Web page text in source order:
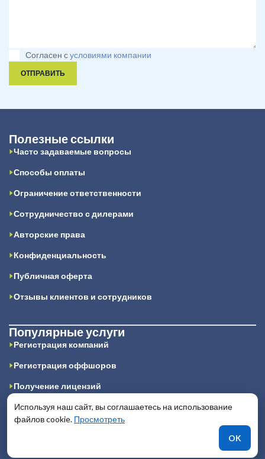
Согласен сусловиями компании
ОТПРАВИТЬ
Полезные ссылки
Часто задаваемые вопросы
Способы оплаты
Ограничение ответственности
Сотрудничество с дилерами
Авторские права
Конфиденциальность
Публичная оферта
Отзывы клиентов и сотрудников
Популярные услуги
Регистрация компаний
Регистрация оффшоров
Получение лицензий
IT юридические услуги
Получение финансовых лицензий
Используя наш сайт, вы соглашаетесь на использование
файлов cookie. Просмотреть
OK